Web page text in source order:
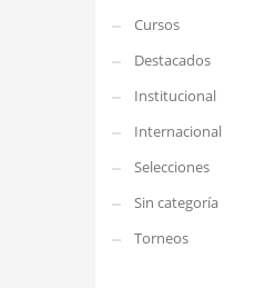
Cursos
Destacados
Institucional
Internacional
Selecciones
Sin categoría
Torneos